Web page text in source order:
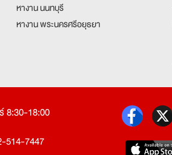
หางาน นนทบุรี
หางาน พระนครศรีอยุธยา
8:30-18:00
514-7447